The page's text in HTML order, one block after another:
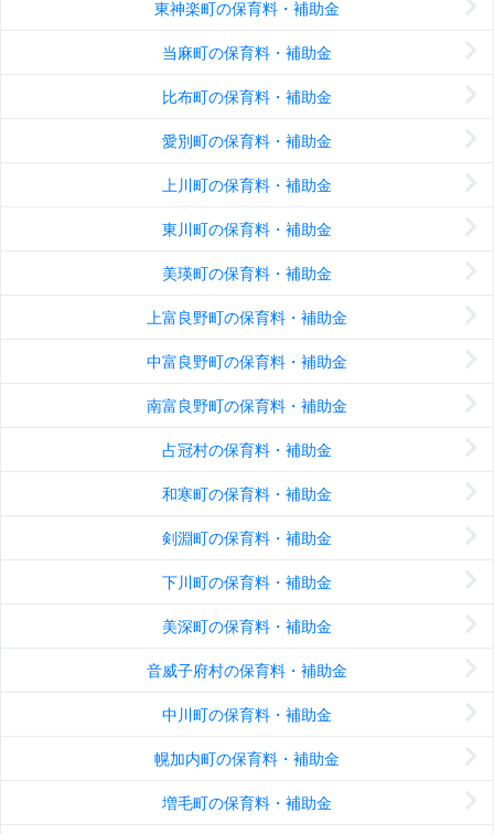
東神楽町の保育料・補助金
当麻町の保育料・補助金
比布町の保育料・補助金
愛別町の保育料・補助金
上川町の保育料・補助金
東川町の保育料・補助金
美瑛町の保育料・補助金
上富良野町の保育料・補助金
中富良野町の保育料・補助金
南富良野町の保育料・補助金
占冠村の保育料・補助金
和寒町の保育料・補助金
剣淵町の保育料・補助金
下川町の保育料・補助金
美深町の保育料・補助金
音威子府村の保育料・補助金
中川町の保育料・補助金
幌加内町の保育料・補助金
増毛町の保育料・補助金